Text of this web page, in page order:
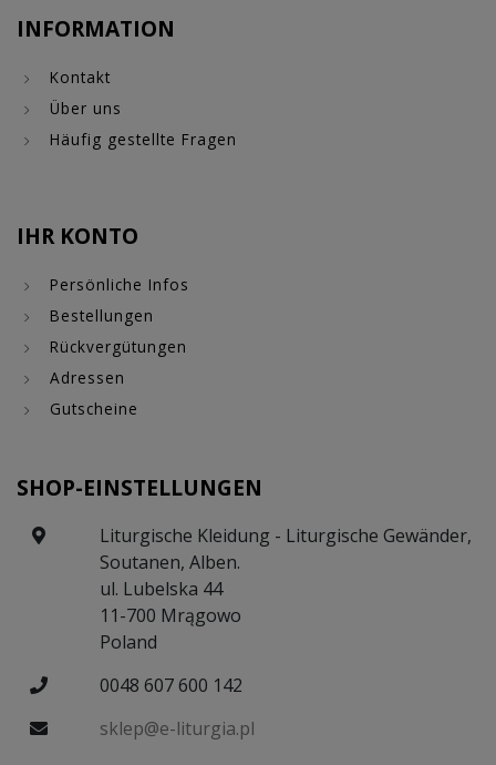
INFORMATION
Kontakt
Über uns
Häufig gestellte Fragen
IHR KONTO
Persönliche Infos
Bestellungen
Rückvergütungen
Adressen
Gutscheine
SHOP-EINSTELLUNGEN
Liturgische Kleidung - Liturgische Gewänder,
Soutanen, Alben.
ul. Lubelska 44
11-700 Mrągowo
Poland
0048 607 600 142
sklep@e-liturgia.pl